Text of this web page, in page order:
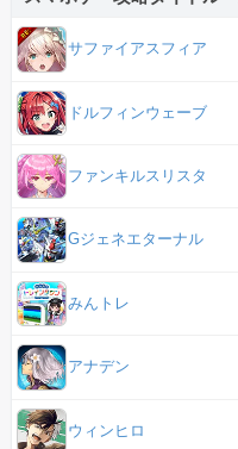
サファイアスフィア
ドルフィンウェーブ
ファンキルスリスタ
Gジェネエターナル
みんトレ
アナデン
ウィンヒロ